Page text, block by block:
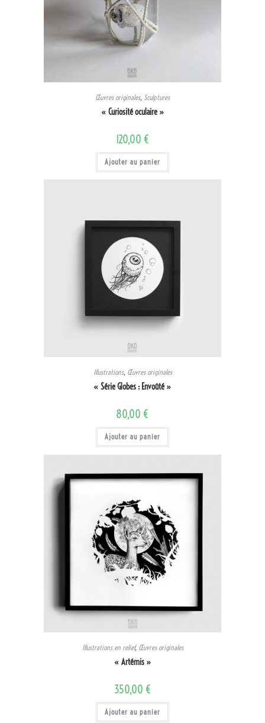
Œuvres originales, Sculptures
« Curiosité oculaire »
120,00 €
Ajouter au panier
Illustrations, Œuvres originales
« Série Globes : Envoûté »
80,00 €
Ajouter au panier
Illustrations en relief, Œuvres originales
« Artémis »
350,00 €
Ajouter au panier